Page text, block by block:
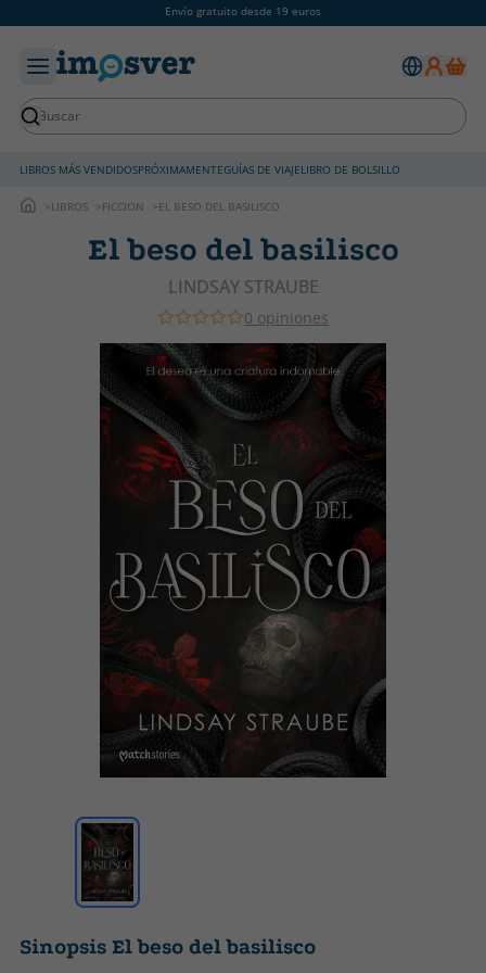
Envío gratuito desde 19 euros
LIBROS MÁS VENDIDOSPRÓXIMAMENTEGUÍAS DE VIAJELIBRO DE BOLSILLO
LIBROS FICCION EL BESO DEL BASILISCO
El beso del basilisco
LINDSAY STRAUBE
0 opiniones
Sinopsis El beso del basilisco